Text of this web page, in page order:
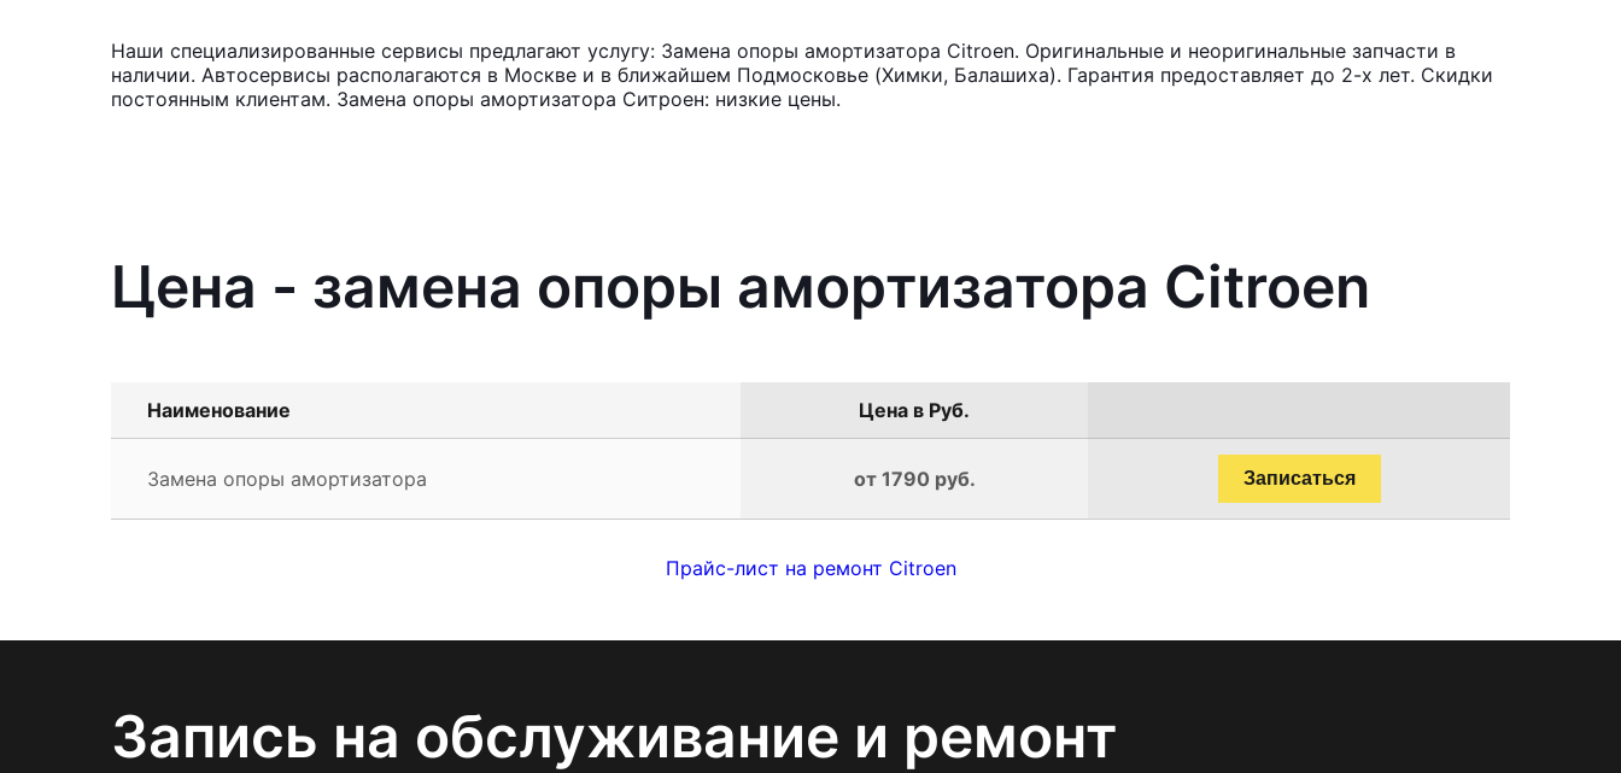
Наши специализированные сервисы предлагают услугу: Замена опоры амортизатора Citroen. Оригинальные и неоригинальные запчасти в
наличии. Автосервисы располагаются в Москве и в ближайшем Подмосковье (Химки, Балашиха). Гарантия предоставляет до 2-х лет. Скидки
постоянным клиентам. Замена опоры амортизатора Ситроен: низкие цены.
Цена - замена опоры амортизатора Citroen
Наименование Цена в Руб.
Замена опоры амортизатора от 1790 руб. Записаться
Прайс-лист на ремонт Citroen
Запись на обслуживание и ремонт